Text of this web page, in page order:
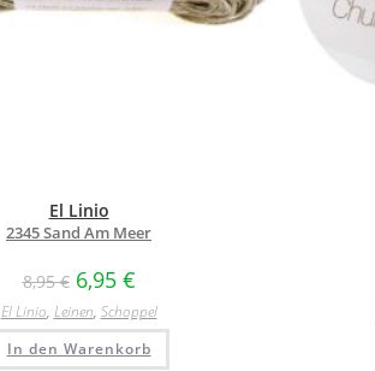
El Linio
2345 Sand Am Meer
8,95€ 6,95 €
El Linio, Leinen, Schoppel
In den Warenkorb